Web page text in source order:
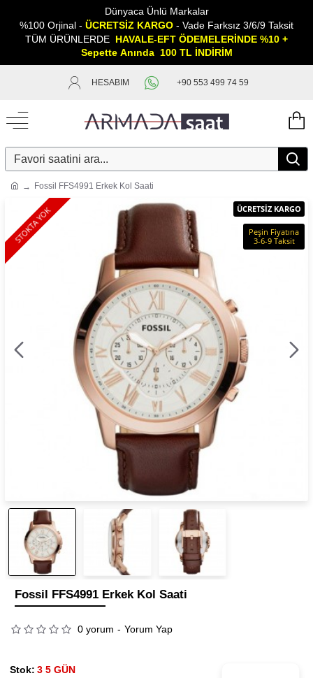
Dünyaca Ünlü Markalar
%100 Orjinal - ÜCRETSİZ KARGO - Vade Farksız 3/6/9 Taksit
TÜM ÜRÜNLERDE HAVALE-EFT ÖDEMELERİNDE %10 +
Sepette Anında 100 TL İNDİRİM
HESABIM +90 553 499 74 59
Fossil FFS4991 Erkek Kol Saati
ÜCRETSİZ KARGO
Peşin Fiyatına
3-6-9 Taksit
STOKTA YOK
Fossil FFS4991 Erkek Kol Saati
0 yorum - Yorum Yap
Stok: 3 5 GÜN